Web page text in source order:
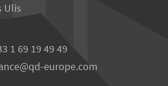
Ulis
1 69 19 49 49
qd-europe.com